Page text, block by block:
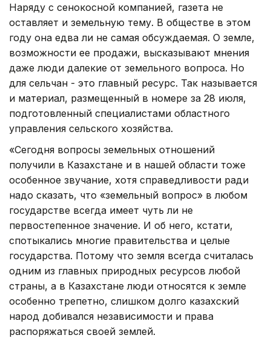
Наряду с сенокосной компанией, газета не
оставляет и земельную тему. В обществе в этом
году она едва ли не самая обсуждаемая. О земле,
возможности ее продажи, высказывают мнения
даже люди далекие от земельного вопроса. Но
для сельчан - это главный ресурс. Так называется
и материал, размещенный в номере за 28 июля,
подготовленный специалистами областного
управления сельского хозяйства.
«Сегодня вопросы земельных отношений
получили в Казахстане и в нашей области тоже
особенное звучание, хотя справедливости ради
надо сказать, что «земельный вопрос» в любом
государстве всегда имеет чуть ли не
первостепенное значение. И об него, кстати,
спотыкались многие правительства и целые
государства. Потому что земля всегда считалась
одним из главных природных ресурсов любой
страны, а в Казахстане люди относятся к земле
особенно трепетно, слишком долго казахский
народ добивался независимости и права
распоряжаться своей землей.